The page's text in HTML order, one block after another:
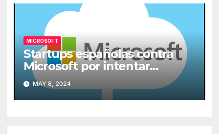
MICROSOFT
Startups españolas contra
Microsoft por intentar
expulsarlas de la nube
MAY 8, 2024